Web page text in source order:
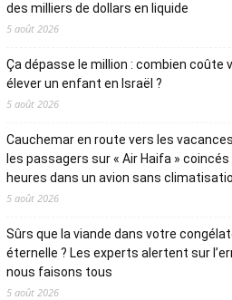
des milliers de dollars en liquide
5 août 2026
Ça dépasse le million : combien coûte
élever un enfant en Israël ?
5 août 2026
Cauchemar en route vers les vacances
les passagers sur « Air Haifa » coincés
heures dans un avion sans
5 août 2026
Sûrs que la viande dans votre
éternelle ? Les experts alertent sur
nous faisons tous
5 août 2026